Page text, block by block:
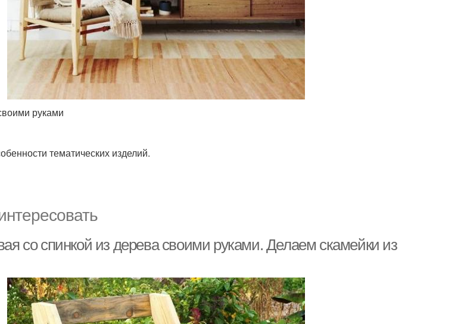
руками
тематических изделий.
со спинкой из дерева своими руками. Делаем скамейки из